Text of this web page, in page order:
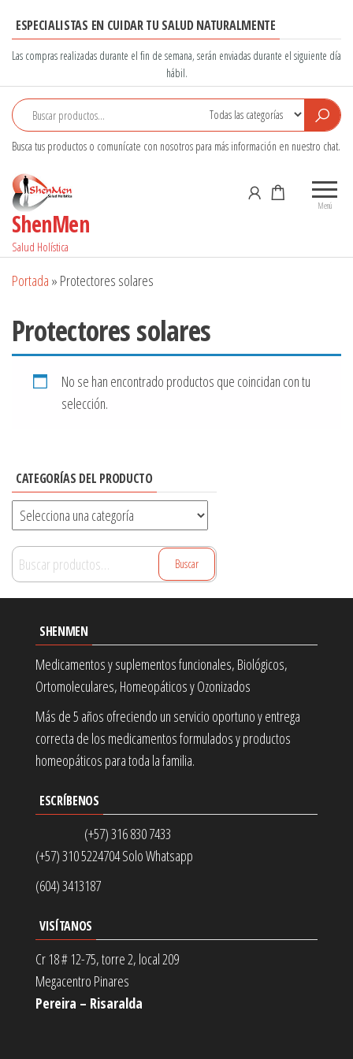
contenido
ESPECIALISTAS EN CUIDAR TU SALUD NATURALMENTE
Las compras realizadas durante el fin de semana, serán enviadas durante el siguiente día
hábil.
Busca tus productos o comunícate con nosotros para más información en nuestro chat.
ShenMen
Salud Holística
Menú
Portada » Protectores solares
Protectores solares
No se han encontrado productos que coincidan con tu
selección.
CATEGORÍAS DEL PRODUCTO
Buscar
por:
Buscar
SHENMEN
Medicamentos y suplementos funcionales, Biológicos,
Ortomoleculares, Homeopáticos y Ozonizados
Más de 5 años ofreciendo un servicio oportuno y entrega
correcta de los medicamentos formulados y productos
homeopáticos para toda la familia.
ESCRÍBENOS
(+57) 316 830 7433
(+57) 310 5224704 Solo Whatsapp
(604) 3413187
VISÍTANOS
Cr 18 # 12-75, torre 2, local 209
Megacentro Pinares
Pereira – Risaralda